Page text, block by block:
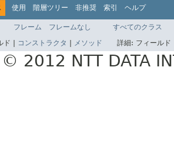
使用 階層ツリー 非推奨 索引 ヘルプ
フレーム フレームなし
すべてのクラス
ド | コンストラクタ メソッド 詳細: フィール
2012 NTT DATA